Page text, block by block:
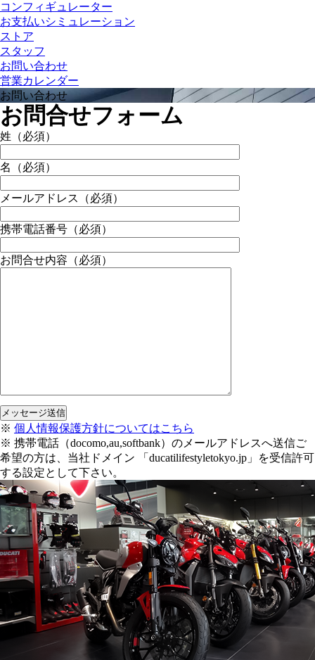
コンフィギュレーター
お支払いシミュレーション
ストア
スタッフ
お問い合わせ
営業カレンダー
お問い合わせ
お問合せフォーム
姓 （必須）
名 （必須）
メールアドレス （必須）
携帯電話番号 （必須）
お問合せ内容 （必須）
※ 個人情報保護方針についてはこちら
※ 携帯電話（docomo,au,softbank）のメールアドレスへ送信ご
希望の方は、当社ドメイン 「ducatilifestyletokyo.jp」を受信許可
する設定として下さい。